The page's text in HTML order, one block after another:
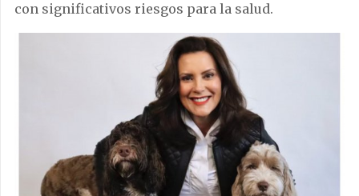
con significativos riesgos para la salud.